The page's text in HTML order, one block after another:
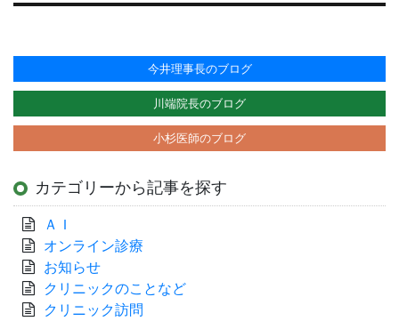
今井理事長のブログ
川端院長のブログ
小杉医師のブログ
カテゴリーから記事を探す
ＡＩ
オンライン診療
お知らせ
クリニックのことなど
クリニック訪問